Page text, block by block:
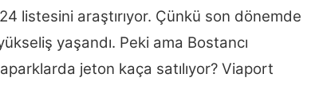
listesini araştırıyor. Çünkü son dönemde
yaşandı. Peki ama Bostancı
jeton kaça satılıyor? Viaport